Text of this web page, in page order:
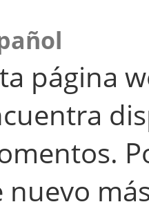
página
nuevo